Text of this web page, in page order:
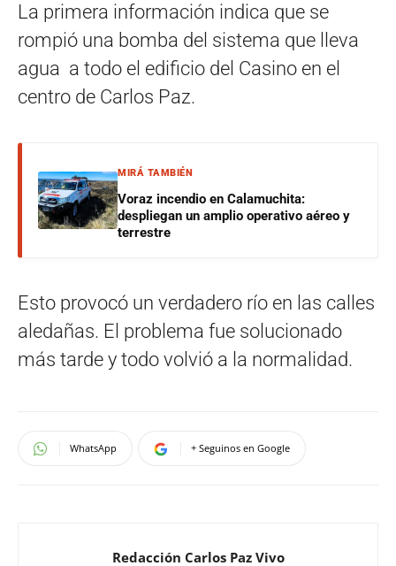
La primera información indica que se
rompió una bomba del sistema que lleva
agua a todo el edificio del Casino en el
centro de Carlos Paz.
MIRÁ TAMBIÉN
Voraz incendio en Calamuchita:
despliegan un amplio operativo aéreo y
terrestre
Esto provocó un verdadero río en las calles
aledañas. El problema fue solucionado
más tarde y todo volvió a la normalidad.
WhatsApp + Seguinos en Google
Redacción Carlos Paz Vivo